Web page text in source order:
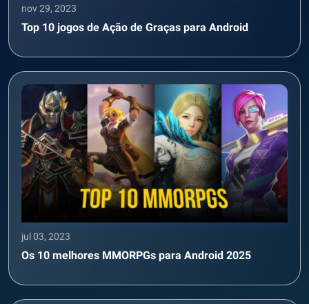
nov 29, 2023
Top 10 jogos de Ação de Graças para Android
jul 03, 2023
Os 10 melhores MMORPGs para Android 2025